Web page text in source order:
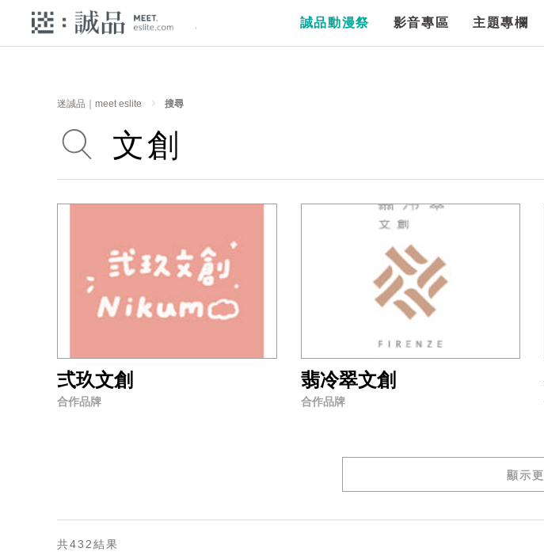
誠品動漫祭 影音專區 主題專欄
迷誠品｜meet eslite 搜尋
弍玖文創
合作品牌
翡冷翠文創
合作品牌
顯示
共432結果